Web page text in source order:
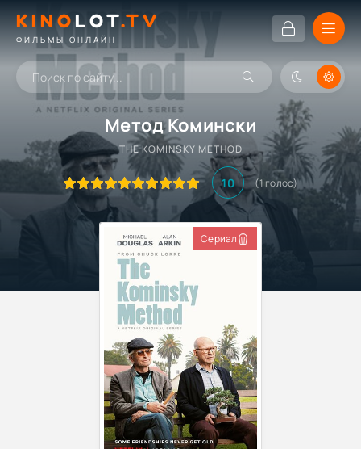
KINOLOT.TV
ФИЛЬМЫ ОНЛАЙН
Метод Комински
THE KOMINSKY METHOD
10 (1голос)
Сериал